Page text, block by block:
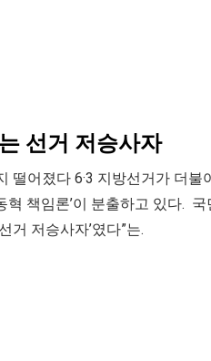
선거 저승사자
떨어졌다 6·3 지방선거가 더불
혁 책임론’이 분출하고 있다.
거 저승사자’였다”는.